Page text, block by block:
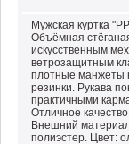
Мужская куртка
Объёмная
искусственным
ветрозащитным
плотные манжеты
резинки. Рукава
практичными
Отличное
Внешний
полиэстер. Цвет: